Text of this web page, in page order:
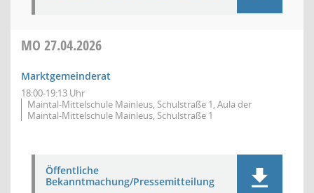
MO 27.04.2026
Marktgemeinderat
18:00-19:13 Uhr
Maintal-Mittelschule Mainleus, Schulstraße 1, Aula der
Maintal-Mittelschule Mainleus, Schulstraße 1
Öffentliche
Bekanntmachung/Pressemitteilung